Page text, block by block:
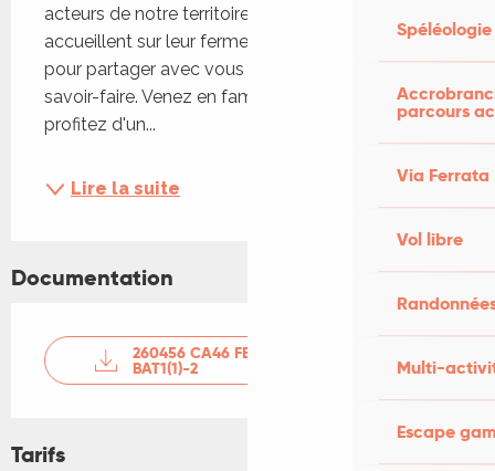
Spéléologie
parcours
Via Ferrata
Vol libre
Multi-
Escape
acteurs de notre territoire,... 146 agriculteurs vous
accueillent sur leur ferme les 6 et 7 juin prochain
pour partager avec vous leur passion et leur
savoir-faire. Venez en famille ou entre amis
profitez d'un...
Lire la suite
Documentation
260456 CA46 FERMES EN FETE -
BAT1(1)-2
Tarifs